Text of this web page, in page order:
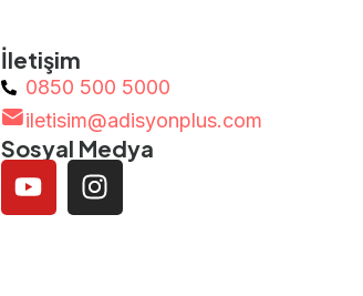
İletişim
0850 500 5000
iletisim@adisyonplus.com
Sosyal Medya